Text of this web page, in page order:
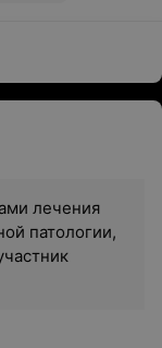
лечения
патологии,